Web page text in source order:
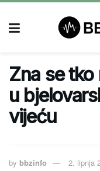
Zna se
u
vijeću
by bbzinfo 2. lipnja